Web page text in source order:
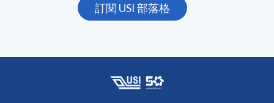
訂閱 USI 部落格